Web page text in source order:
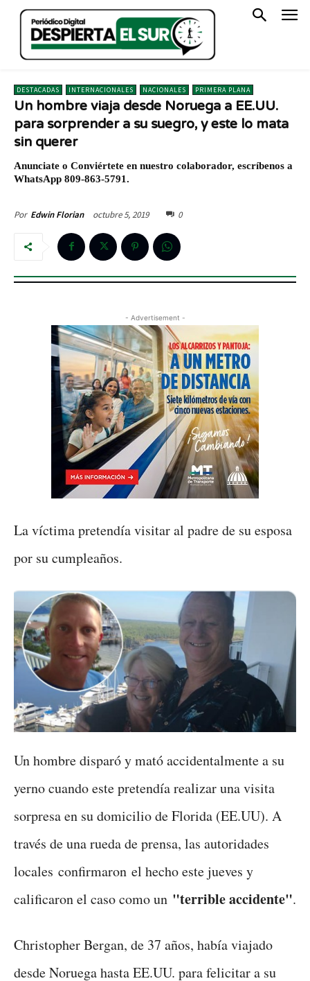
DESTACADAS INTERNACIONALES NACIONALES PRIMERA PLANA
Un hombre viaja desde Noruega a EE.UU.
para sorprender a su suegro, y este lo mata
sin querer
Anunciate o Conviértete en nuestro colaborador, escríbenos a
WhatsApp 809-863-5791.
Por Edwin Florian octubre 5, 2019 0
- Advertisement -
La víctima pretendía visitar al padre de su esposa
por su cumpleaños.
Un hombre disparó y mató accidentalmente a su
yerno cuando este pretendía realizar una visita
sorpresa en su domicilio de Florida (EE.UU). A
través de una rueda de prensa, las autoridades
locales confirmaron el hecho este jueves y
calificaron el caso como un "terrible accidente".
Christopher Bergan, de 37 años, había viajado
desde Noruega hasta EE.UU. para felicitar a su